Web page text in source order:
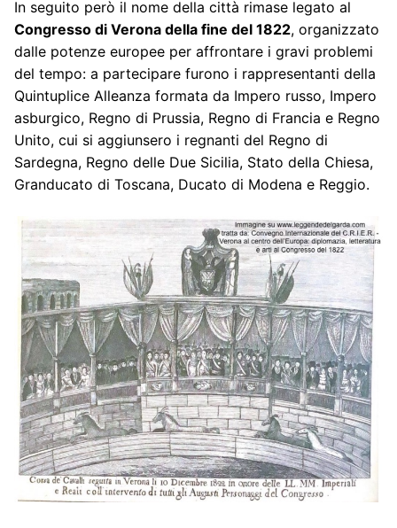
In seguito però il nome della città rimase legato al
Congresso di Verona della fine del 1822, organizzato
dalle potenze europee per affrontare i gravi problemi
del tempo: a partecipare furono i rappresentanti della
Quintuplice Alleanza formata da Impero russo, Impero
asburgico, Regno di Prussia, Regno di Francia e Regno
Unito, cui si aggiunsero i regnanti del Regno di
Sardegna, Regno delle Due Sicilia, Stato della Chiesa,
Granducato di Toscana, Ducato di Modena e Reggio.